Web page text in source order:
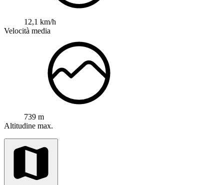
12,1 km/h
Velocità media
739 m
Altitudine max.